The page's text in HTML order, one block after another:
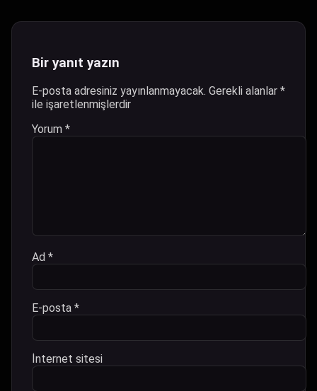
Bir yanıt yazın
E-posta adresiniz yayınlanmayacak. Gerekli alanlar *
ile işaretlenmişlerdir
Yorum *
Ad *
E-posta *
İnternet sitesi